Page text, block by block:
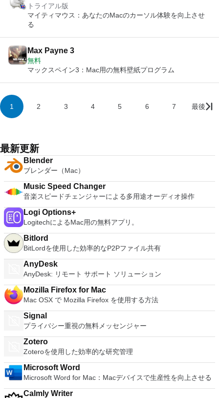
トライアル版
マイティマウス：あなたのMacのカーソル体験を向上させ
る
Max Payne 3
無料
マックスペイン3：Mac用の無料壁紙プログラム
1 2 3 4 5 6 7 最後
最新更新
Blender
ブレンダー（Mac）
Music Speed Changer
音楽スピードチェンジャーによる多用途オーディオ操作
Logi Options+
LogitechによるMac用の無料アプリ。
Bitlord
BitLordを使用した効率的なP2Pファイル共有
AnyDesk
AnyDesk: リモート サポート ソリューション
Mozilla Firefox for Mac
Mac OSX で Mozilla Firefox を使用する方法
Signal
プライバシー重視の無料メッセンジャー
Zotero
Zoteroを使用した効率的な研究管理
Microsoft Word
Microsoft Word for Mac：Macデバイスで生産性を向上させる
Calmly Writer